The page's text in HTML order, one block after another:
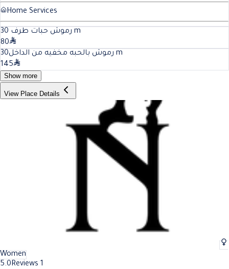
Home Services
رموش حبات طرف 30
m
80
رموش بالحبه مخفيه من الداخل30
m
145
Show more
View Place Details
Women
5.0Reviews 1